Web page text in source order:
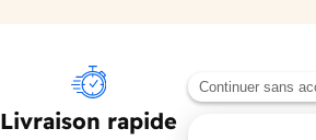
Livraison rapide